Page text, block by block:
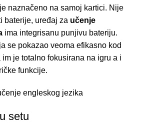
naznačeno na samoj kartici. Nije
baterije, uređaj za učenje
ima integrisanu punjivu bateriju.
se pokazao veoma efikasno kod
je totalno fokusirana na igru a i
funkcije.
setu